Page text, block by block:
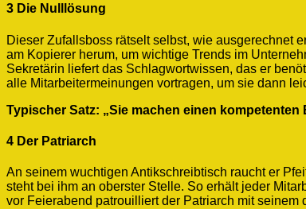
3 Die Nulllösung
Dieser Zufallsboss rätselt selbst, wie ausgerechnet
am Kopierer herum, um wichtige Trends im
Sekretärin liefert das Schlagwortwissen, das er
alle Mitarbeitermeinungen vortragen, um sie dann
Typischer Satz: „Sie machen einen
4 Der Patriarch
An seinem wuchtigen Antikschreibtisch raucht er
steht bei ihm an oberster Stelle. So erhält jeder
vor Feierabend patrouilliert der Patriarch mit